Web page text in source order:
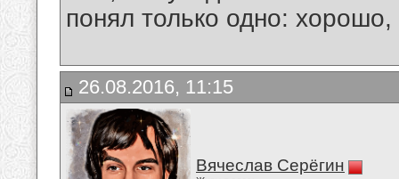
понял только одно:
26.08.2016, 11:15
Вячеслав Серёгин